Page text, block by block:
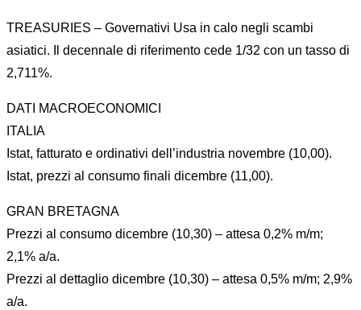
TREASURIES – Governativi Usa in calo negli scambi
asiatici. Il decennale di riferimento cede 1/32 con un tasso di
2,711%.
DATI MACROECONOMICI
ITALIA
Istat, fatturato e ordinativi dell’industria novembre (10,00).
Istat, prezzi al consumo finali dicembre (11,00).
GRAN BRETAGNA
Prezzi al consumo dicembre (10,30) – attesa 0,2% m/m;
2,1% a/a.
Prezzi al dettaglio dicembre (10,30) – attesa 0,5% m/m; 2,9%
a/a.